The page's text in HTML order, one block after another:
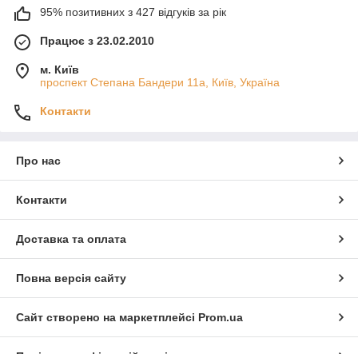
95% позитивних з 427 відгуків за рік
Працює з 23.02.2010
м. Київ
проспект Степана Бандери 11а, Київ, Україна
Контакти
Про нас
Контакти
Доставка та оплата
Повна версія сайту
Сайт створено на маркетплейсі Prom.ua